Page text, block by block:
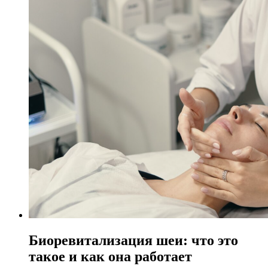
Биоревитализация шеи: что это
такое и как она работает